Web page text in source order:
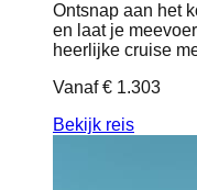
Ontsnap aan het
en laat je
heerlijke cruise
Vanaf€ 1.303
Bekijk reis